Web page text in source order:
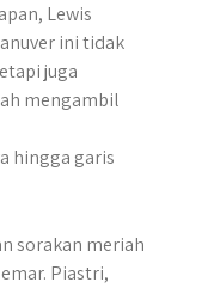
Lewis
ini tidak
juga
mengambil
hingga garis
sorakan meriah
Piastri,